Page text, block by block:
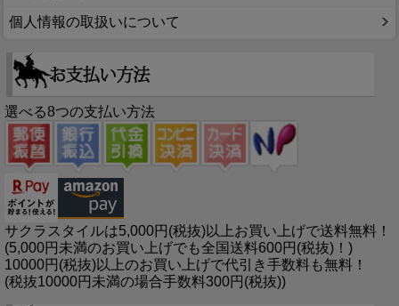
個人情報の取扱いについて
選べる8つの支払い方法
サクラスタイルは5,000円(税抜)以上お買い上げで送料無料！
(5,000円未満のお買い上げでも全国送料600円(税抜)！)
10000円(税抜)以上のお買い上げで代引き手数料も無料！
(税抜10000円未満の場合手数料300円(税抜))